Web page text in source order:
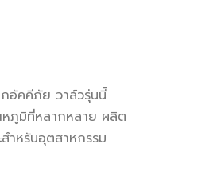
อัคคีภัย วาล์วรุ่นนี้
หภูมิที่หลากหลาย ผลิต
ำหรับอุตสาหกรรม